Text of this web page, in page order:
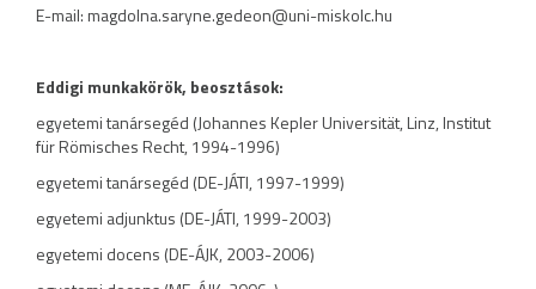
E-mail: magdolna.saryne.gedeon@uni-miskolc.hu
Eddigi munkakörök, beosztások:
egyetemi tanársegéd (Johannes Kepler Universität, Linz, Institut
für Römisches Recht, 1994-1996)
egyetemi tanársegéd (DE-JÁTI, 1997-1999)
egyetemi adjunktus (DE-JÁTI, 1999-2003)
egyetemi docens (DE-ÁJK, 2003-2006)